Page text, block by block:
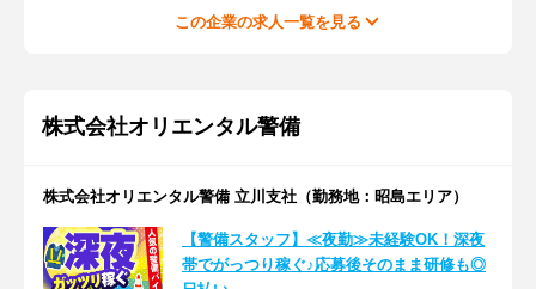
この企業の求人一覧を見る
株式会社オリエンタル警備
株式会社オリエンタル警備 立川支社（勤務地：昭島エリア）
【警備スタッフ】≪夜勤≫未経験OK！深夜
帯でがっつり稼ぐ♪応募後そのまま研修も◎